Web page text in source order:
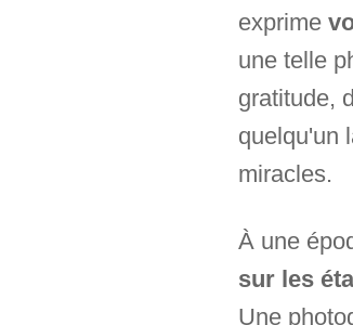
exprime
une telle
gratitude,
quelqu'un
miracles.
À une
sur les
Une